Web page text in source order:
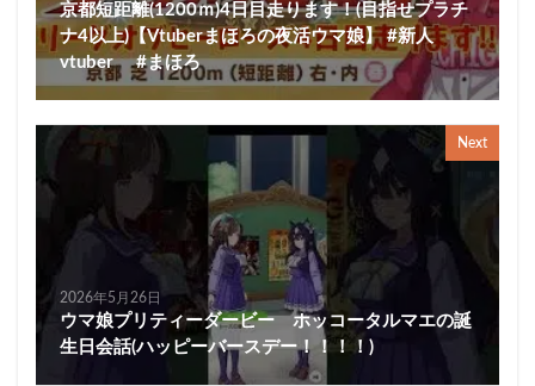
京都短距離(1200ｍ)4日目走ります！(目指せプラチ
ナ4以上)【Vtuberまほろの夜活ウマ娘】 #新人
vtuber #まほろ
Next
2026年5月26日
ウマ娘プリティーダービー ホッコータルマエの誕
生日会話(ハッピーバースデー！！！！)